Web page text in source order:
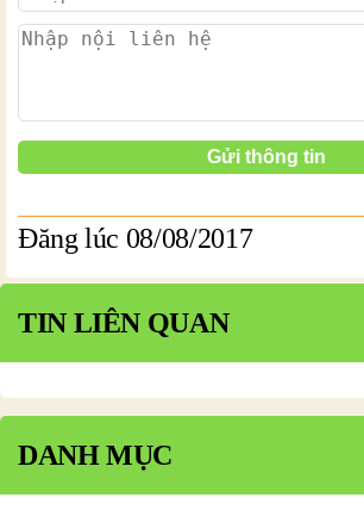
Đăng lúc 08/08/2017
TIN LIÊN QUAN
DANH MỤC